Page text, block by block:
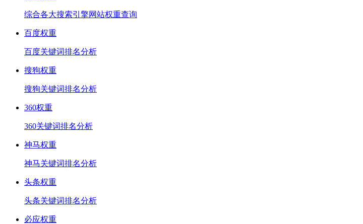
综合各大搜索引擎网站权重查询
百度权重
百度关键词排名分析
搜狗权重
搜狗关键词排名分析
360权重
360关键词排名分析
神马权重
神马关键词排名分析
头条权重
头条关键词排名分析
必应权重